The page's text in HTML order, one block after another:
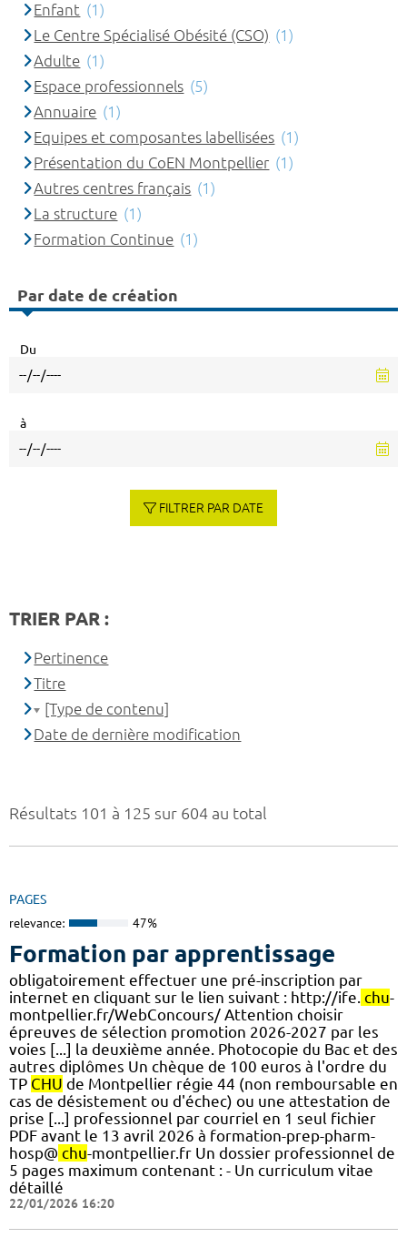
Résultats 101 à 125 sur 604 au total
PAGES
relevance: 47%
Formation par apprentissage
obligatoirement effectuer une pré-inscription par
internet en cliquant sur le lien suivant : http://ife. chu-
montpellier.fr/WebConcours/ Attention choisir
épreuves de sélection promotion 2026-2027 par les
voies [...] la deuxième année. Photocopie du Bac et des
autres diplômes Un chèque de 100 euros à l'ordre du
TP CHU de Montpellier régie 44 (non remboursable en
cas de désistement ou d'échec) ou une attestation de
prise [...] professionnel par courriel en 1 seul fichier
PDF avant le 13 avril 2026 à formation-prep-pharm-
hosp@ chu-montpellier.fr Un dossier professionnel de
5 pages maximum contenant : - Un curriculum vitae
détaillé
22/01/2026 16:20
Enfant (1)
Le Centre Spécialisé Obésité (CSO) (1)
Adulte (1)
Espace professionnels (5)
Annuaire (1)
Equipes et composantes labellisées (1)
Présentation du CoEN Montpellier (1)
Autres centres français (1)
La structure (1)
Formation Continue (1)
Par date de création
Du
à
FILTRER PAR DATE
TRIER PAR :
Pertinence
Titre
[Type de contenu]
Date de dernière modification